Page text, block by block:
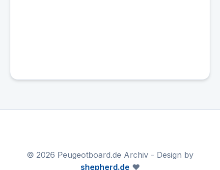
© 2026 Peugeotboard.de Archiv - Design by
shepherd.de ❤️